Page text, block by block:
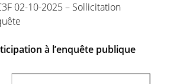
02-10-2025 – Sollicitation
à l’enquête publique